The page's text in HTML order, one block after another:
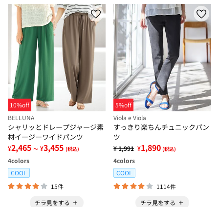
10%off
BELLUNA
シャリッとドレープジャージ素
材イージーワイドパンツ
¥2,465 ～ ¥3,455 (税込)
4colors
COOL
15件
チラ見をする
5%off
Viola e Viola
すっきり楽ちんチュニックパン
ツ
¥ 1,991 ¥1,890 (税込)
4colors
COOL
1114件
チラ見をする